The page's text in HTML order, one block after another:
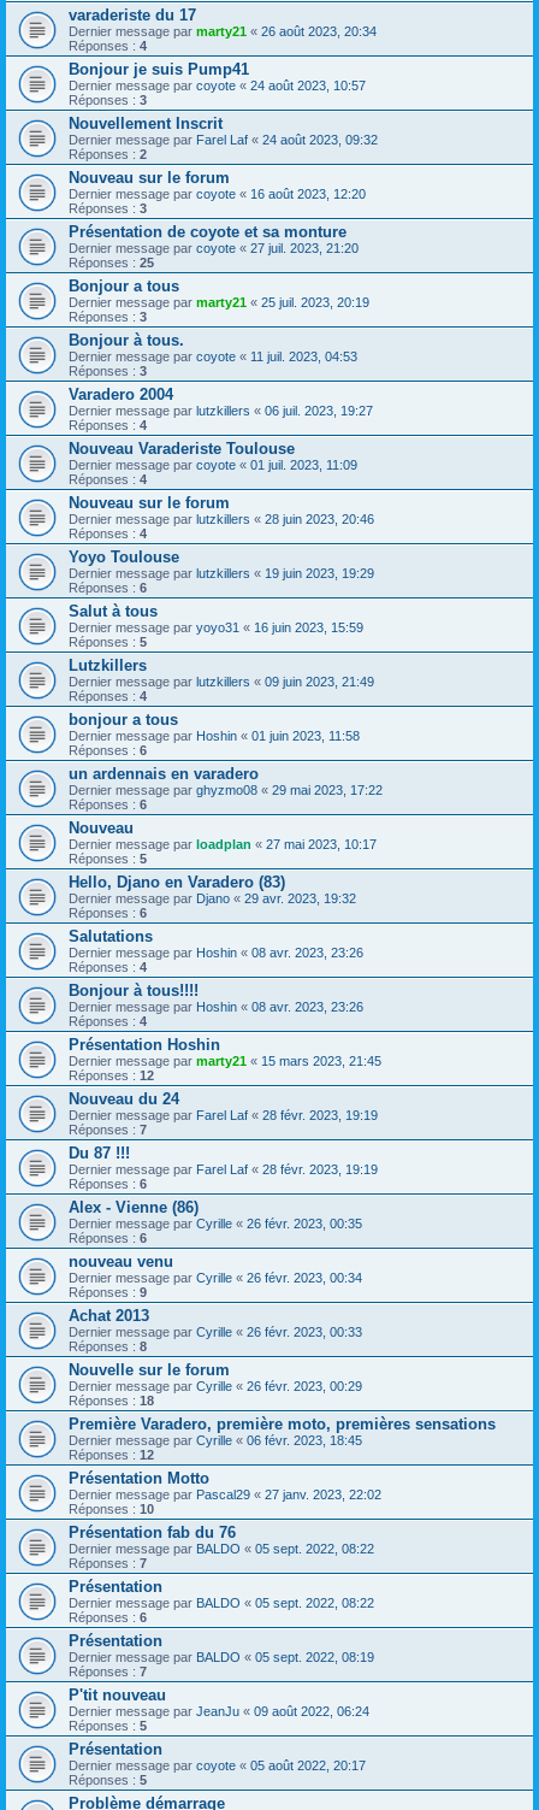
varaderiste du 17
Dernier message par marty21 « 26 août 2023, 20:34
Réponses : 4
Bonjour je suis Pump41
Dernier message par coyote « 24 août 2023, 10:57
Réponses : 3
Nouvellement Inscrit
Dernier message par Farel Laf « 24 août 2023, 09:32
Réponses : 2
Nouveau sur le forum
Dernier message par coyote « 16 août 2023, 12:20
Réponses : 3
Présentation de coyote et sa monture
Dernier message par coyote « 27 juil. 2023, 21:20
Réponses : 25
Bonjour a tous
Dernier message par marty21 « 25 juil. 2023, 20:19
Réponses : 3
Bonjour à tous.
Dernier message par coyote « 11 juil. 2023, 04:53
Réponses : 3
Varadero 2004
Dernier message par lutzkillers « 06 juil. 2023, 19:27
Réponses : 4
Nouveau Varaderiste Toulouse
Dernier message par coyote « 01 juil. 2023, 11:09
Réponses : 4
Nouveau sur le forum
Dernier message par lutzkillers « 28 juin 2023, 20:46
Réponses : 4
Yoyo Toulouse
Dernier message par lutzkillers « 19 juin 2023, 19:29
Réponses : 6
Salut à tous
Dernier message par yoyo31 « 16 juin 2023, 15:59
Réponses : 5
Lutzkillers
Dernier message par lutzkillers « 09 juin 2023, 21:49
Réponses : 4
bonjour a tous
Dernier message par Hoshin « 01 juin 2023, 11:58
Réponses : 6
un ardennais en varadero
Dernier message par ghyzmo08 « 29 mai 2023, 17:22
Réponses : 6
Nouveau
Dernier message par loadplan « 27 mai 2023, 10:17
Réponses : 5
Hello, Djano en Varadero (83)
Dernier message par Djano « 29 avr. 2023, 19:32
Réponses : 6
Salutations
Dernier message par Hoshin « 08 avr. 2023, 23:26
Réponses : 4
Bonjour à tous!!!!
Dernier message par Hoshin « 08 avr. 2023, 23:26
Réponses : 4
Présentation Hoshin
Dernier message par marty21 « 15 mars 2023, 21:45
Réponses : 12
Nouveau du 24
Dernier message par Farel Laf « 28 févr. 2023, 19:19
Réponses : 7
Du 87 !!!
Dernier message par Farel Laf « 28 févr. 2023, 19:19
Réponses : 6
Alex - Vienne (86)
Dernier message par Cyrille « 26 févr. 2023, 00:35
Réponses : 6
nouveau venu
Dernier message par Cyrille « 26 févr. 2023, 00:34
Réponses : 9
Achat 2013
Dernier message par Cyrille « 26 févr. 2023, 00:33
Réponses : 8
Nouvelle sur le forum
Dernier message par Cyrille « 26 févr. 2023, 00:29
Réponses : 18
Première Varadero, première moto, premières sensations
Dernier message par Cyrille « 06 févr. 2023, 18:45
Réponses : 12
Présentation Motto
Dernier message par Pascal29 « 27 janv. 2023, 22:02
Réponses : 10
Présentation fab du 76
Dernier message par BALDO « 05 sept. 2022, 08:22
Réponses : 7
Présentation
Dernier message par BALDO « 05 sept. 2022, 08:22
Réponses : 6
Présentation
Dernier message par BALDO « 05 sept. 2022, 08:19
Réponses : 7
P'tit nouveau
Dernier message par JeanJu « 09 août 2022, 06:24
Réponses : 5
Présentation
Dernier message par coyote « 05 août 2022, 20:17
Réponses : 5
Problème démarrage